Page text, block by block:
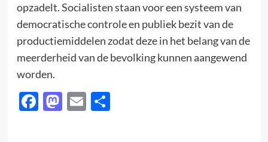
opzadelt. Socialisten staan voor een systeem van
democratische controle en publiek bezit van de
productiemiddelen zodat deze in het belang van de
meerderheid van de bevolking kunnen aangewend
worden.
Facebook
Mastodon
EmailDelen